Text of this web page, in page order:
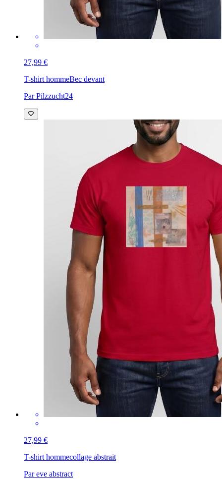
27,99 €
T-shirt hommeBec devant
Par Pilzzucht24
27,99 €
T-shirt hommecollage abstrait
Par eve abstract